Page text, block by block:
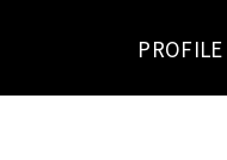
PROFILE